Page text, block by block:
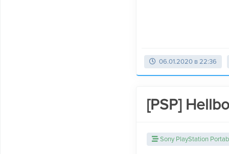
06.01.2020 в 22:36
[PSP]
Sony PlayStation